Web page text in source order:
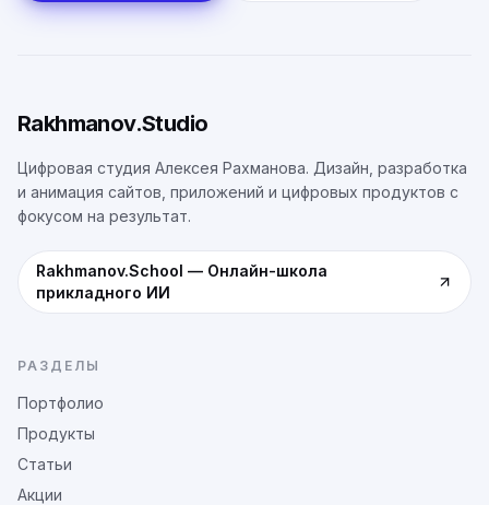
Rakhmanov.Studio
Цифровая студия Алексея Рахманова. Дизайн, разработка
и анимация сайтов, приложений и цифровых продуктов с
фокусом на результат.
Rakhmanov.School — Онлайн-школа
прикладного ИИ
РАЗДЕЛЫ
Портфолио
Продукты
Статьи
Акции